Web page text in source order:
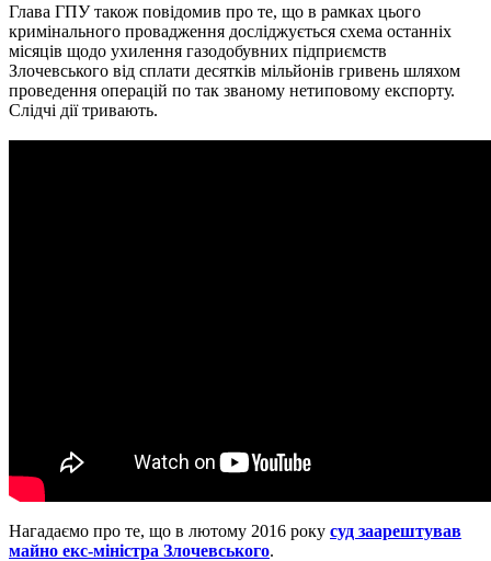
Глава ГПУ також повідомив про те, що в рамках цього
кримінального провадження досліджується схема останніх
місяців щодо ухилення газодобувних підприємств
Злочевського від сплати десятків мільйонів гривень шляхом
проведення операцій по так званому нетиповому експорту.
Слідчі дії тривають.
Нагадаємо про те, що в лютому 2016 року суд заарештував
майно екс-міністра Злочевського.